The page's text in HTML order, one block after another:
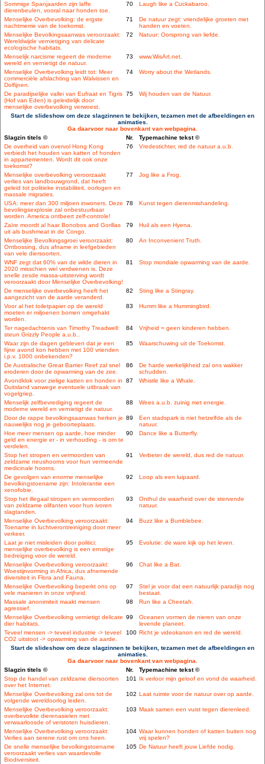
Sommige Spanjaarden zijn laffe
dierenbeulen, vooral naar honden toe.
70 Laugh like a Cuckabaroo.
Menselijke Overbevolking: de ergste
nachtmerrie van de toekomst.
71
De natuur zegt: vriendelijke groeten met
handen en voeten.
Menselijke Bevolkingsaanwas veroorzaakt:
Wereldwijde vernietiging van delicate
ecologische habitats.
72 Natuur: Oorsprong van liefde.
Menselijk narcisme regeert de moderne
wereld en vernietigt de natuur.
73 www.WisArt.net.
Menselijke Overbevolking leidt tot: Meer
commerciële afslachting van Walvissen en
Dolfijnen.
74 Worry about the Wetlands.
De paradijselijke vallei van Eufraat en Tigris
(Hof van Eden) is geleidelijk door
menselijke overbevolking verwoest.
75 Wij houden van de Natuur.
Start de slideshow om deze slagzinnen te bekijken, tezamen met de afbeeldingen en
animaties.
Ga daarvoor naar bovenkant van webpagina.
Slagzin titels ©
Nr.
Typemachine tekst ©
De overheid van overvol Hong Kong
verbiedt het houden van katten of honden
in appartementen. Wordt dit ook onze
toekomst?
76 Vredestichter, red de natuur a.u.b.
Menselijke overbevolking veroorzaakt
verlies van landbouwgrond, dat heeft
geleid tot politieke instabiliteit, oorlogen en
massale migraties.
77 Jog like a Frog.
USA: meer dan 300 miljoen inwoners. Deze
bevolingsexplosie zal onbestuurbaar
worden. America ontbeert zelf-controle!
78 Kunst tegen dierenmishandeling.
Zaïre moordt al haar Bonobos and Gorillas
uit als bushmeat in de Congo.
79 Huil als een Hyena.
Menselijke Bevolkingsgroei veroorzaakt:
Ontbossing, dus afname in leefgebieden
van vele diersoorten.
80 An Inconvenient Truth.
WNF zegt dat 60% van de wilde dieren in
2020 misschien wel verdwenen is. Deze
snelle zesde massa-uitsterving wordt
veroorzaakt door Menselijke Overbevolking!
81 Stop mondiale opwarming van de aarde.
De menselijke overbevolking heeft het
aangezicht van de aarde veranderd.
82 Sting like a Stingray.
Voor al het toiletpapier op de wereld
moeten er miljoenen bomen omgehakt
worden.
83 Humm like a Hummingbird.
Ter nagedachtenis van Timothy Treadwell:
steun Grizzly People a.u.b..
84 Vrijheid = geen kinderen hebben.
Waar zijn de dagen gebleven dat je een
fijne avond kon hebben met 100 vrienden
i.p.v. 1000 onbekenden?
85 Waarschuwing uit de Toekomst.
De Australische Great Barrier Reef zal snel
eroderen door de opwarming van de zee.
86
De harde werkelijkheid zal ons wakker
schudden.
Avondklok voor zielige katten en honden in
Duitsland vanwege eventuele uitbraak van
vogelgriep.
87 Whistle like a Whale.
Menselijk zelfbevrediging regeert de
moderne wereld en vernietigt de natuur.
88 Wees a.u.b. zuinig met energie.
Door de rappe bevolkingsaanwas herken je
nauwelijks nog je geboorteplaats.
89
Een stadspark is niet hetzelfde als de
natuur.
Hoe meer mensen op aarde, hoe minder
geld en energie er - in verhouding - is om te
verdelen.
90 Dance like a Butterfly.
Stop het stropen en vermoorden van
zeldzame neushoorns voor hun vermeende
medicinale hoorns.
91 Verbeter de wereld, dus red de natuur.
De gevolgen van enorme menselijke
bevolkingstoename zijn: Intolerantie een
xenofobie.
92 Loop als een luipaard.
Stop het illegaal stropen en vermoorden
van zeldzame olifanten voor hun ivoren
slagtanden.
93
Onthul de waarheid over de stervende
natuur.
Menselijke Overbevolking veroorzaakt:
Toename in luchtverontreiniging door meer
verkeer.
94 Buzz like a Bumblebee.
Laat je niet misleiden door politici:
menselijke overbevolking is een ernstige
bedreiging voor de wereld.
95 Evolutie: de ware kijk op het leven.
Menselijke Overbevolking veroorzaakt:
Woestijnvorming in Africa, dus afnemende
diversiteit in Flora and Fauna.
96 Chat like a Bat.
Menselijke Overbevolking beperkt ons op
vele manieren in onze vrijheid.
97
Stel je voor dat een natuurlijk paradijs nog
bestaat.
Massale anonimiteit maakt mensen
agressief.
98 Run like a Cheetah.
Menselijke Overbevolking vernietigt delicate
dier habitats.
99
Oceanen vormen de nieren van onze
levende planeet.
Teveel mensen -> teveel industrie -> teveel
CO2 uitstoot -> opwarming van de aarde.
100 Richt je videokanon en red de wereld.
Start de slideshow om deze slagzinnen te bekijken, tezamen met de afbeeldingen en
animaties.
Ga daarvoor naar bovenkant van webpagina.
Slagzin titels ©
Nr.
Typemachine tekst ©
Stop de handel van zeldzame diersoorten
over het Internet.
101 Ik verloor mijn geloof en vond de waarheid.
Menselijke Overbevolking zal ons tot de
volgende wereldoorlog leiden.
102 Laat ruimte voor de natuur over op aarde.
Menselijke Overbevolking veroorzaakt:
overbevolkte dierenasielen met
verwaarloosde of verstoten huisdieren.
103 Maak samen een vuist tegen dierenleed.
Menselijke Overbevolking veroorzaakt:
Verlies aan serene rust om ons heen.
104 Waar kunnen honden of katten buiten nog
vrij spelen?
De snelle menselijke bevolkingstoename
veroorzaakt verlies van waardevolle
Biodiversiteit.
105 De Natuur heeft jouw Liefde nodig.